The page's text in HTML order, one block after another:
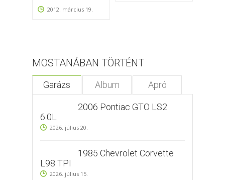
2012. március 19.
MOSTANÁBAN TÖRTÉNT
Garázs Album Apró
2006 Pontiac GTO LS2
6.0L
2026. július 20.
1985 Chevrolet Corvette
L98 TPI
2026. július 15.